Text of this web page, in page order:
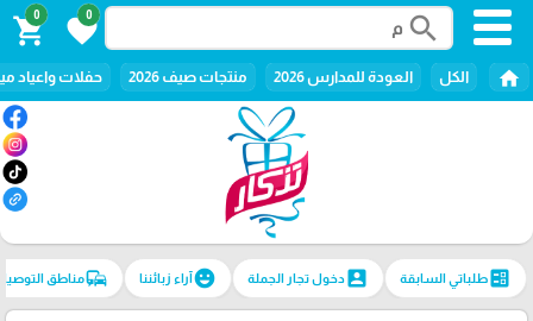
search
0
favorite
0
shopping_cart
home الكل العودة للمدارس 2026 منتجات صيف 2026 حفلات واعياد
ballotطلباتي السابقة account_boxدخول تجار الجملة emoji_emotionsآراء زبائننا commuteمناطق